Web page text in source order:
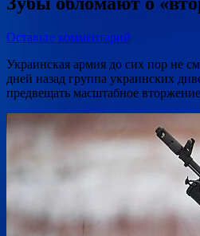
Оставьте комментарий
Украинская армия до сих пор не
дней назад группа украинских
предвещать масштабное